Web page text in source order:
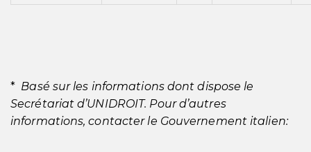
* Basé sur les informations dont dispose le
Secrétariat d’UNIDROIT. Pour d’autres
informations, contacter le Gouvernement italien: